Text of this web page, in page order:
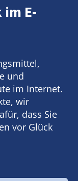
E-
und
im Internet.
wir
dass Sie
vor Glück